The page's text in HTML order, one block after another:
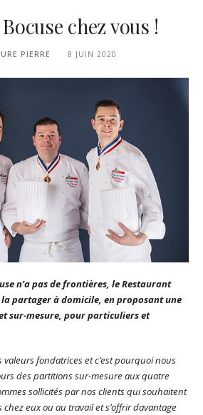
chez vous !
PIERRE 8 JUIN 2020
n’a pas de frontières, le Restaurant
la partager à domicile, en proposant une
sur-mesure, pour particuliers et
valeurs fondatrices et c’est pourquoi nous
des partitions sur-mesure aux quatre
sollicités par nos clients qui souhaitent
eux ou au travail et s’offrir davantage